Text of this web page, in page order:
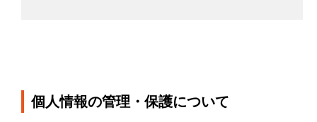
個人情報の管理・保護について